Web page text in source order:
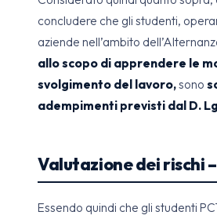
concludere che gli studenti,
aziende nell’ambito
allo scopo di apprendere le
svolgimento del lavoro,sono
adempimenti previsti dal D.
Valutazione dei rischi
Essendo quindi che gli studenti